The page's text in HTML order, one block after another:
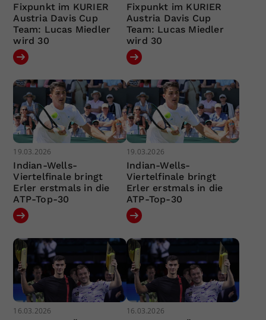
Fixpunkt im KURIER
Austria Davis Cup
Team: Lucas Miedler
wird 30
Fixpunkt im KURIER
Austria Davis Cup
Team: Lucas Miedler
wird 30
19.03.2026
Indian-Wells-
Viertelfinale bringt
Erler erstmals in die
ATP-Top-30
19.03.2026
Indian-Wells-
Viertelfinale bringt
Erler erstmals in die
ATP-Top-30
16.03.2026 16.03.2026